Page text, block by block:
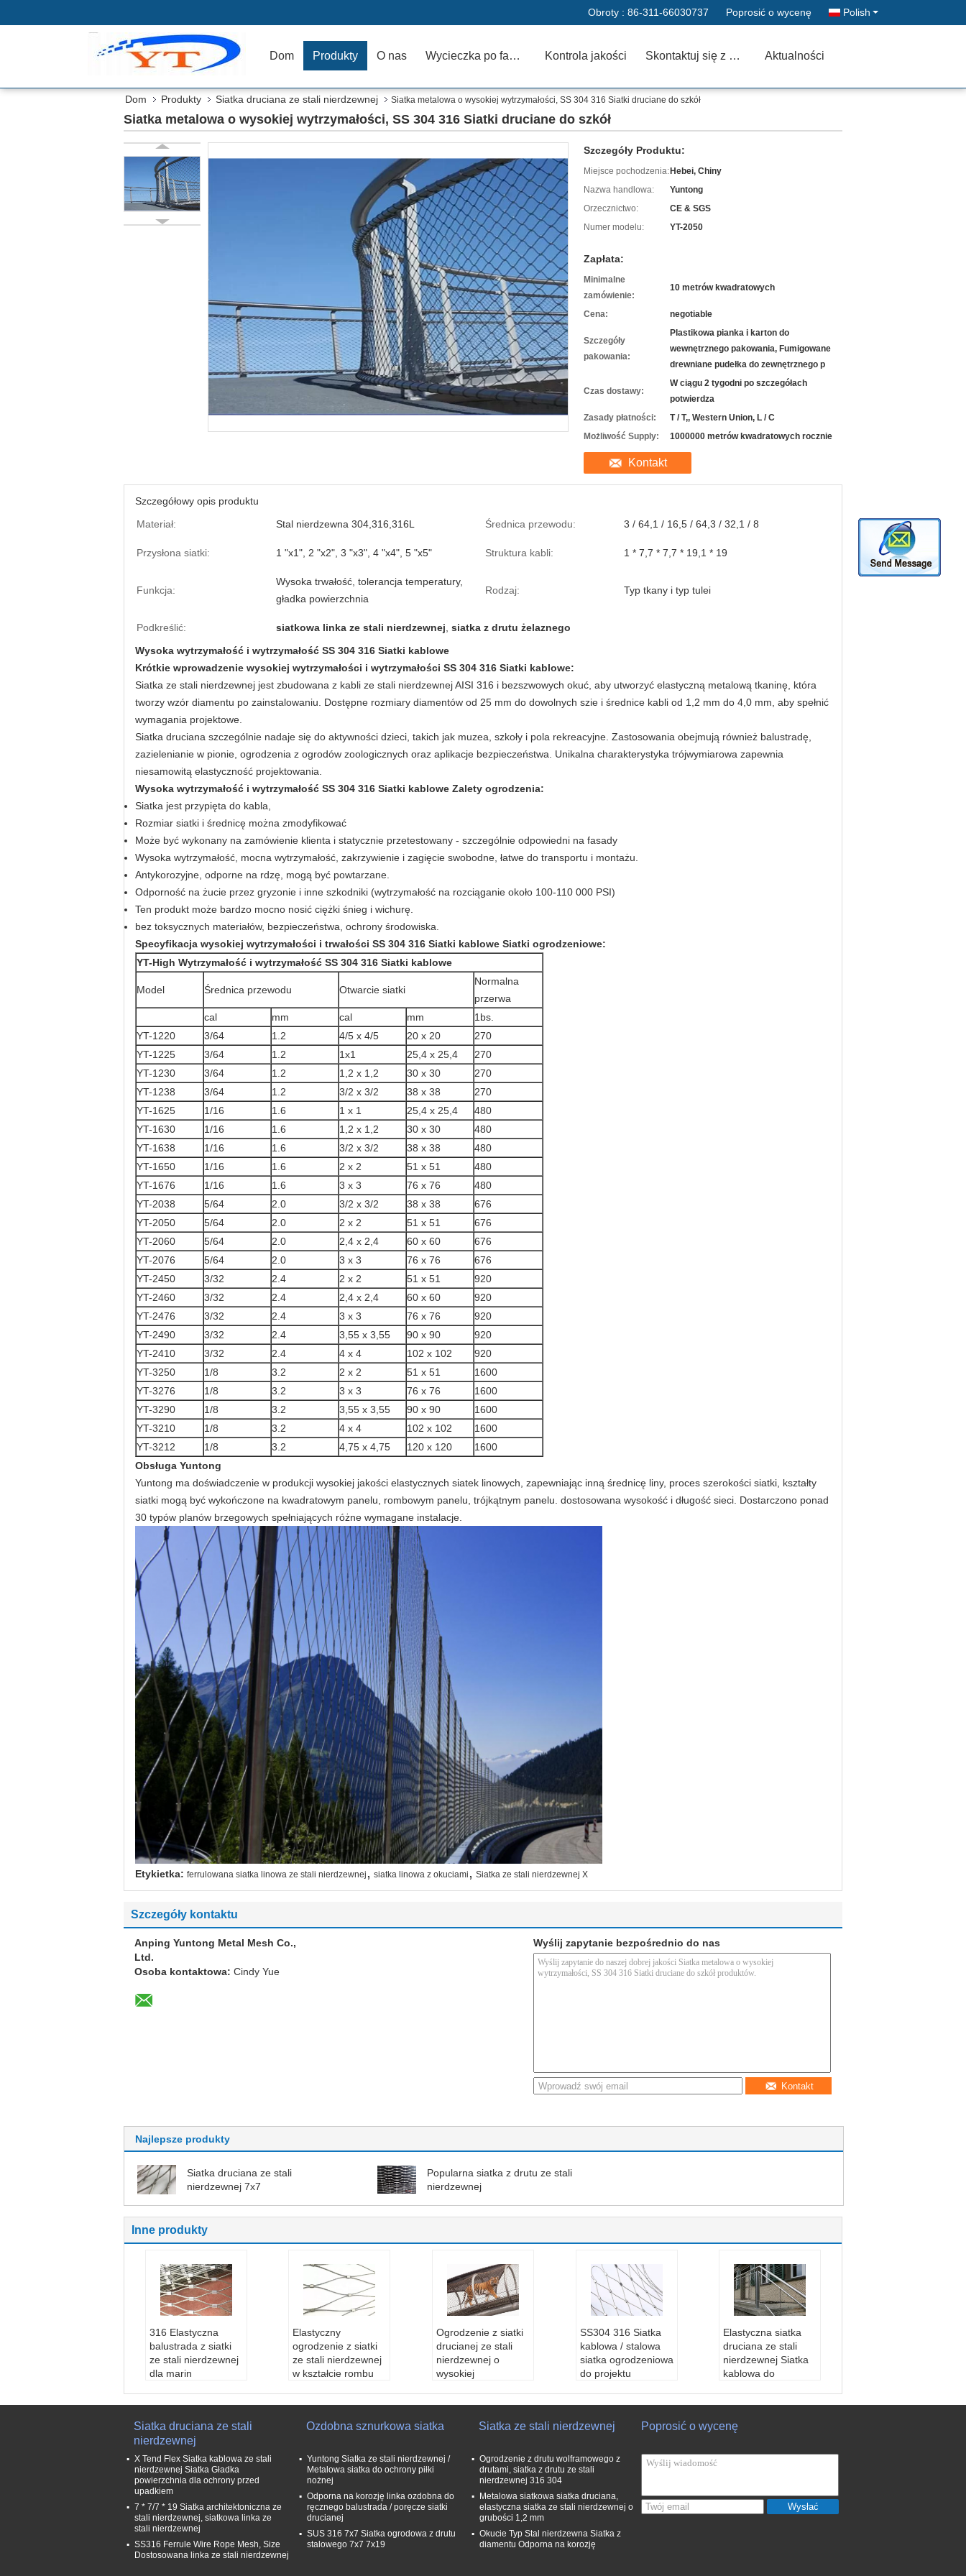
Obroty : 86-311-66030737 Poprosić o wycenę Polish
Dom Produkty O nas Wycieczka po fabryce Kontrola jakości Skontaktuj się z nami Aktualności
Dom Produkty Siatka druciana ze stali nierdzewnej Siatka metalowa o wysokiej wytrzymałości, SS 304 316 Siatki druciane do szkół
Siatka metalowa o wysokiej wytrzymałości, SS 304 316 Siatki druciane do szkół
Szczegóły Produktu:
Miejsce pochodzenia: Hebei, Chiny
Nazwa handlowa:
Yuntong
Orzecznictwo:
CE & SGS
Numer modelu:
YT-2050
Zapłata:
Minimalne
zamówienie:
10 metrów kwadratowych
Cena: negotiable
Szczegóły
pakowania:
Plastikowa pianka i karton do
wewnętrznego pakowania, Fumigowane
drewniane pudełka do zewnętrznego p
Czas dostawy:
W ciągu 2 tygodni po szczegółach
potwierdza
Zasady płatności:
T / T,, Western Union, L / C
Możliwość Supply:
1000000 metrów kwadratowych rocznie
Kontakt
Szczegółowy opis produktu
Materiał:
Stal nierdzewna 304,316,316L Średnica przewodu: 3 / 64,1 / 16,5 / 64,3 / 32,1 / 8
Przysłona siatki: 1 "x1", 2 "x2", 3 "x3", 4 "x4", 5 "x5" Struktura kabli: 1 * 7,7 * 7,7 * 19,1 * 19
Funkcja:
Wysoka trwałość, tolerancja temperatury,
gładka powierzchnia
Rodzaj: Typ tkany i typ tulei
Podkreślić: siatkowa linka ze stali nierdzewnej siatka z drutu żelaznego
Wysoka wytrzymałość i wytrzymałość SS 304 316 Siatki kablowe
Krótkie wprowadzenie wysokiej wytrzymałości i wytrzymałości SS 304 316 Siatki kablowe:
Siatka ze stali nierdzewnej jest zbudowana z kabli ze stali nierdzewnej AISI 316 i bezszwowych okuć, aby utworzyć elastyczną metalową tkaninę, która
tworzy wzór diamentu po zainstalowaniu. Dostępne rozmiary diamentów od 25 mm do dowolnych szie i średnice kabli od 1,2 mm do 4,0 mm, aby spełnić
wymagania projektowe.
Siatka druciana szczególnie nadaje się do aktywności dzieci, takich jak muzea, szkoły i pola rekreacyjne. Zastosowania obejmują również balustradę,
zazielenianie w pionie, ogrodzenia z ogrodów zoologicznych oraz aplikacje bezpieczeństwa. Unikalna charakterystyka trójwymiarowa zapewnia
niesamowitą elastyczność projektowania.
Wysoka wytrzymałość i wytrzymałość SS 304 316 Siatki kablowe Zalety ogrodzenia:
Siatka jest przypięta do kabla,
Rozmiar siatki i średnicę można zmodyfikować
Może być wykonany na zamówienie klienta i statycznie przetestowany - szczególnie odpowiedni na fasady
Wysoka wytrzymałość, mocna wytrzymałość, zakrzywienie i zagięcie swobodne, łatwe do transportu i montażu.
Antykorozyjne, odporne na rdzę, mogą być powtarzane.
Odporność na żucie przez gryzonie i inne szkodniki (wytrzymałość na rozciąganie około 100-110 000 PSI)
Ten produkt może bardzo mocno nosić ciężki śnieg i wichurę.
bez toksycznych materiałów, bezpieczeństwa, ochrony środowiska.
Specyfikacja wysokiej wytrzymałości i trwałości SS 304 316 Siatki kablowe Siatki ogrodzeniowe:
YT-High Wytrzymałość i wytrzymałość SS 304 316 Siatki kablowe
Model Średnica przewodu Otwarcie siatki
Normalna
przerwa
cal
mm cal mm
1bs.
YT-1220
3/64 1.2 4/5 x 4/5 20 x 20
270
YT-1225
3/64 1.2 1x1 25,4 x 25,4
270
YT-1230
3/64 1.2 1,2 x 1,2 30 x 30
270
YT-1238
3/64 1.2 3/2 x 3/2 38 x 38
270
YT-1625
1/16 1.6 1 x 1 25,4 x 25,4
480
YT-1630
1/16 1.6 1,2 x 1,2 30 x 30
480
YT-1638
1/16 1.6 3/2 x 3/2 38 x 38
480
YT-1650
1/16 1.6 2 x 2 51 x 51
480
YT-1676
1/16 1.6 3 x 3 76 x 76
480
YT-2038
5/64 2.0 3/2 x 3/2 38 x 38
676
YT-2050
5/64 2.0 2 x 2 51 x 51
676
YT-2060
5/64 2.0 2,4 x 2,4 60 x 60
676
YT-2076
5/64 2.0 3 x 3 76 x 76
676
YT-2450
3/32 2.4 2 x 2 51 x 51
920
YT-2460
3/32 2.4 2,4 x 2,4 60 x 60
920
YT-2476
3/32 2.4 3 x 3 76 x 76
920
YT-2490
3/32 2.4 3,55 x 3,55 90 x 90
920
YT-2410
3/32 2.4 4 x 4 102 x 102
920
YT-3250
1/8 3.2 2 x 2 51 x 51
1600
YT-3276
1/8 3.2 3 x 3 76 x 76
1600
YT-3290
1/8 3.2 3,55 x 3,55 90 x 90
1600
YT-3210
1/8 3.2 4 x 4 102 x 102
1600
YT-3212
1/8 3.2 4,75 x 4,75 120 x 120
1600
Obsługa Yuntong
Yuntong ma doświadczenie w produkcji wysokiej jakości elastycznych siatek linowych, zapewniając inną średnicę liny, proces szerokości siatki, kształty
siatki mogą być wykończone na kwadratowym panelu, rombowym panelu, trójkątnym panelu. dostosowana wysokość i długość sieci. Dostarczono ponad
30 typów planów brzegowych spełniających różne wymagane instalacje.
Etykietka: ferrulowana siatka linowa ze stali nierdzewnej , siatka linowa z okuciami , Siatka ze stali nierdzewnej X
Szczegóły kontaktu
Anping Yuntong Metal Mesh Co.,
Ltd.
Osoba kontaktowa: Cindy Yue
Wyślij zapytanie bezpośrednio do nas
Kontakt
Najlepsze produkty
Siatka druciana ze stali
nierdzewnej 7x7
Popularna siatka z drutu ze stali
nierdzewnej
Inne produkty
316 Elastyczna
balustrada z siatki
ze stali nierdzewnej
dla marin
u:1,2 mm-3,2 mm
Przysłona siatki:
5x25-200x200mm
Struktura kabli:1 *
7,7 * 7,7 * 19,1 * 19
Elastyczny
ogrodzenie z siatki
ze stali nierdzewnej
w kształcie rombu
ewna 304,316,316L
u: 3 / 64,1 / 16,5 / 6
4,3 / 32,1 / 8
Przysłona siatki:
"x1", 2 "x2", 3 "x3",
4 "x4", 5 "x5"
Struktura kabli:
7,7 * 7,7 * 19,1 * 19
Ogrodzenie z siatki
drucianej ze stali
nierdzewnej o
wysokiej
ewna 304,316,316L
u:3 / 64,1 / 16,5 / 6
4,3 / 32,1 / 8
Przysłona siatki:1
"x1", 2 "x2", 3 "x3",
4 "x4", 5 "x5"
Struktura kabli: 1 *
7,7 * 7,7 * 19,1 * 19
SS304 316 Siatka
kablowa / stalowa
siatka ogrodzeniowa
do projektu
Średnica przewod
Przysłona siatki:2
5x25-200x200mm
7,7 * 7,7 * 19,1 * 19
Elastyczna siatka
druciana ze stali
nierdzewnej Siatka
kablowa do
6,316L
u:1,2 mm-3,2 mm
Struktura kabli:1 *
7,7 * 7,7 * 19,1 * 19
Siatka druciana ze stali
nierdzewnej
X Tend Flex Siatka kablowa ze stali
nierdzewnej Siatka Gładka
powierzchnia dla ochrony przed
upadkiem
7 * 7/7 * 19 Siatka architektoniczna ze
stali nierdzewnej, siatkowa linka ze
stali nierdzewnej
SS316 Ferrule Wire Rope Mesh, Size
Dostosowana linka ze stali nierdzewnej
Ozdobna sznurkowa siatka
Yuntong Siatka ze stali nierdzewnej /
Metalowa siatka do ochrony piłki
nożnej
Odporna na korozję linka ozdobna do
ręcznego balustrada / poręcze siatki
drucianej
SUS 316 7x7 Siatka ogrodowa z drutu
stalowego 7x7 7x19
Siatka ze stali nierdzewnej
Ogrodzenie z drutu wolframowego z
drutami, siatka z drutu ze stali
nierdzewnej 316 304
Metalowa siatkowa siatka druciana,
elastyczna siatka ze stali nierdzewnej o
grubości 1,2 mm
Okucie Typ Stal nierdzewna Siatka z
diamentu Odporna na korozję
Poprosić o wycenę
Wysłać